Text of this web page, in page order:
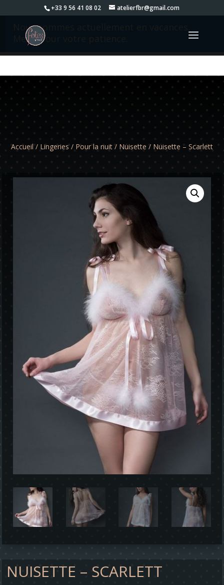
+33 9 56 41 08 02 atelierfbr@gmail.com
Nous sommes actuellement en vacances.
Merci pour votre patience.
Accueil / Lingeries / Pour la nuit / Nuisette / Nuisette – Scarlett
NUISETTE – SCARLETT